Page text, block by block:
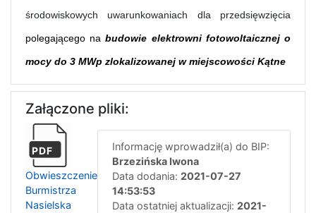
środowiskowych uwarunkowaniach dla przedsięwzięcia
polegającego nabudowie elektrowni fotowoltaicznej o
mocy do 3 MWp zlokalizowanej w miejscowości Kątne
Załączone pliki:
PDF
Obwieszczenie
Burmistrza
Nasielska
Informację wprowadził(a) do BIP:
Brzezińska Iwona
Data dodania: 2021-07-27
14:53:53
Data ostatniej aktualizacji: 2021-